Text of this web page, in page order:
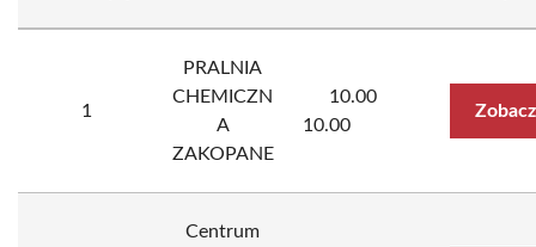
1
PRALNIA
CHEMICZN
A
ZAKOPANE
10.00
10.00
Centrum